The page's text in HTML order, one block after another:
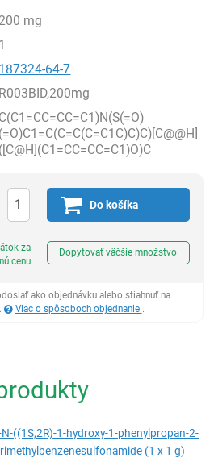
200 mg
1
187324-64-7
R003BID,200mg
C(C1=CC=CC=C1)N(S(=O)
(=O)C1=C(C=C(C=C1C)C)C)[C@@H]
([C@H](C1=CC=CC=C1)O)C
Do košíka
za
cenu
Dopytovať väčšie množstvo
ako objednávku alebo stiahnuť na
Viac o spôsoboch objednanie .
N-((1S,2R)-1-hydroxy-1-phenylpropan-2-
(1 x 1 g)